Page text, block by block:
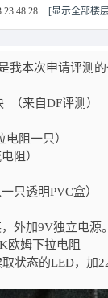
23:48:28 [显示全部楼
我本次申请评测的
（来自DF评测）
阻一只）
阻）
只透明PVC盒）
外加9V独立电源。
欧姆下拉电阻
状态的LED，加